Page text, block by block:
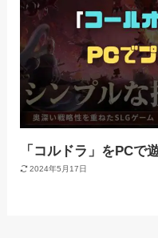
「コルドラ」をPCで
2024年5月17日